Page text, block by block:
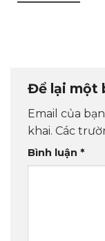
Để lại một
Email của
khai. Các
Bình luận *